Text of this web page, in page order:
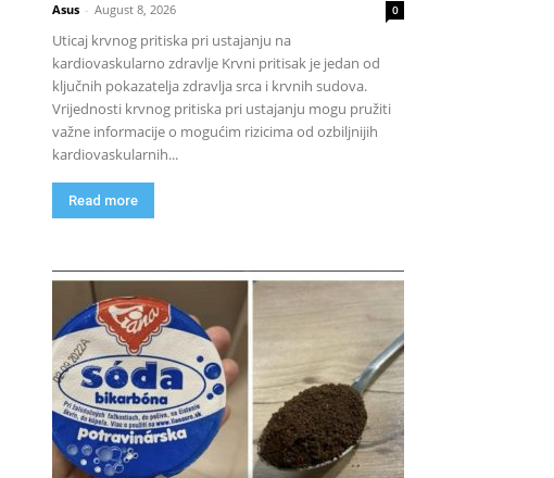
Asus - August 8, 2026 0
Uticaj krvnog pritiska pri ustajanju na
kardiovaskularno zdravlje Krvni pritisak je jedan od
ključnih pokazatelja zdravlja srca i krvnih sudova.
Vrijednosti krvnog pritiska pri ustajanju mogu pružiti
važne informacije o mogućim rizicima od ozbiljnijih
kardiovaskularnih...
Read more